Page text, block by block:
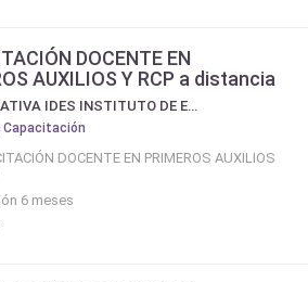
DOCENTE EN
AUXILIOS Y RCP a distancia
RED EDUCATIVA IDES INSTITUTO DE ESTUDIOS SOCIALES DE BUENOS AIRES
Capacitación
DOCENTE EN PRIMEROS AUXILIOS
6 meses